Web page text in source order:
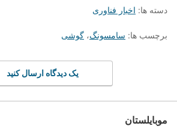
دسته ها: اخبار فناوری
برچسب ها: سامسونگ، گوشی
یک دیدگاه ارسال کنید
موبایلستان